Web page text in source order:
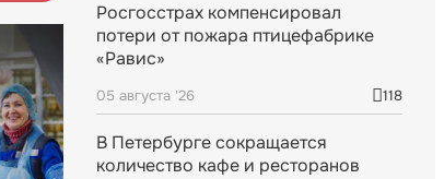
Росгосстрах компенсировал
потери от пожара птицефабрике
«Равис»
05 августа '26 118
В Петербурге сокращается
количество кафе и ресторанов